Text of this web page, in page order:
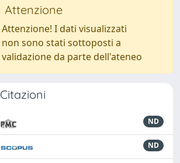
Attenzione
Attenzione! I dati visualizzati
non sono stati sottoposti a
validazione da parte dell'ateneo
Citazioni
ND
ND